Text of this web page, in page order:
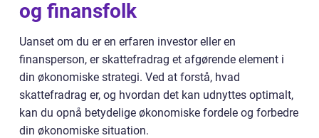
og finansfolk
Uanset om du er en erfaren investor eller en
finansperson, er skattefradrag et afgørende element i
din økonomiske strategi. Ved at forstå, hvad
skattefradrag er, og hvordan det kan udnyttes optimalt,
kan du opnå betydelige økonomiske fordele og forbedre
din økonomiske situation.